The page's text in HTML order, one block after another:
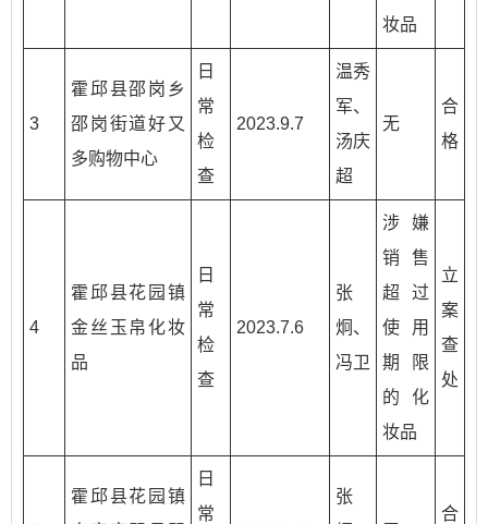
妆品
3
霍邱县邵岗乡
邵岗街道好又
多购物中心
日
常
检
查
2023.9.7
温秀
军、
汤庆
超
无
合
格
4
霍邱县花园镇
金丝玉帛化妆
品
日
常
检
查
2023.7.6
张
炯、
冯卫
涉嫌
销售
超过
使用
期限
的化
妆品
立
案
查
处
霍邱县花园镇
日
常
张
合